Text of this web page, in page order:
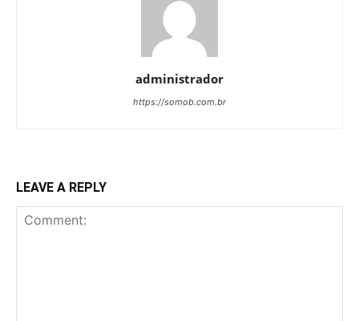
administrador
https://somob.com.br
LEAVE A REPLY